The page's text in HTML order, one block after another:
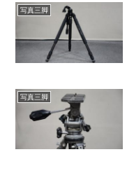
写真三脚
写真三脚